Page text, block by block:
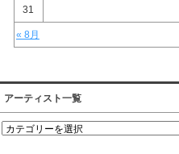
« 8月
31
アーティスト一覧
ア